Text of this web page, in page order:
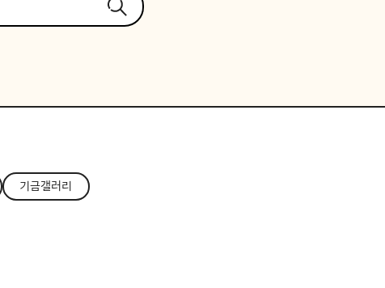
기금갤러리